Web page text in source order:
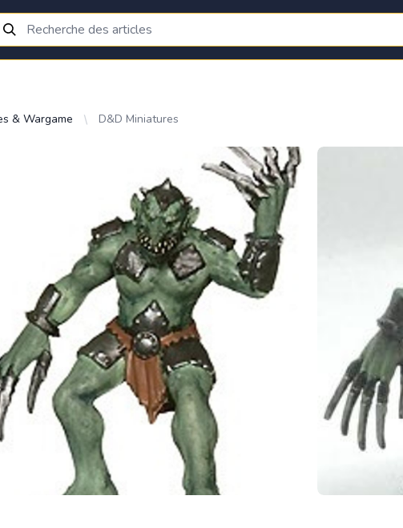
& Wargame D&D Miniatures